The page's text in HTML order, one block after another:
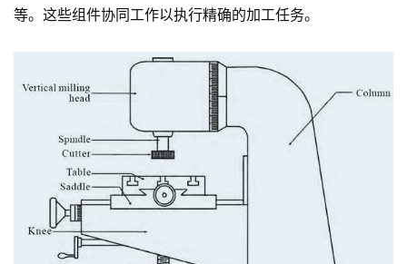
等。这些组件协同工作以执行精确的加工任务。